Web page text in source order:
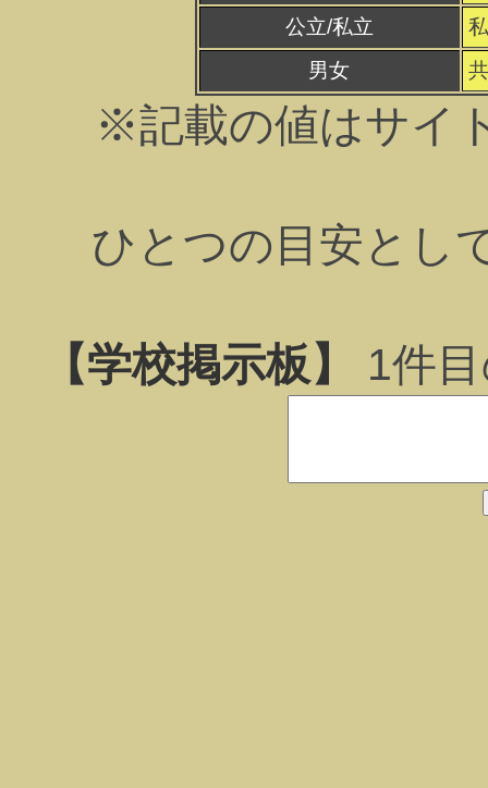
公立/私立
男女
※記載の値はサイ
ひとつの目安とし
【学校掲示板】 1件